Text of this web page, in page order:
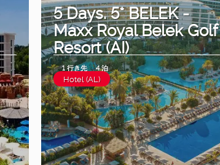
5 Days. 5* BELEK -
Maxx Royal Belek Golf
Resort (AI)
1 行き先 4 泊
Hotel (AL)